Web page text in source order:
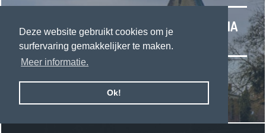
Deze website gebruikt cookies om je
surfervaring gemakkelijker te maken.
Meer informatie.
Ok!
A. HADDAD TRIO, S. LELEUX & M. HERMIA
MERODEFESTIVAL